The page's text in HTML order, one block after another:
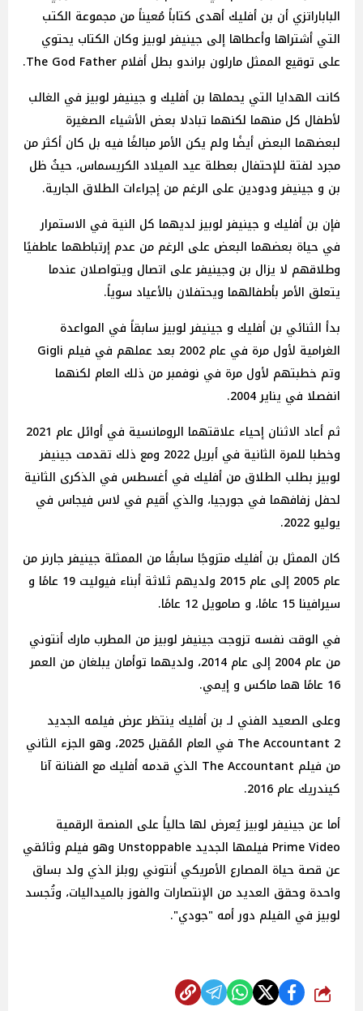
الباباراتزي أن بن أفليك أهدى كتاباً مُعيناً من مجموعة الكتب
التي أشتراها وأعطاها إلى جينيفر لوبيز وكان الكتاب يحتوي
على توقيع الممثل مارلون براندو بطل أفلام The God Father.
كانت الهدايا التي يحملها بن أفليك و جينيفر لوبيز في الغالب
لأطفال كل منهما لكنهما تبادلا بعض الأشياء الصغيرة
لبعضهما البعض أيضًا ولم يكن الأمر مبالغًا فيه بل كان أكثر من
مجرد لفتة للإحتفال بعطلة عيد الميلاد الكريسماس، حيثُ ظل
بن و جينيفر ودودين على الرغم من إجراءات الطلاق الجارية.
فإن بن أفليك و جينيفر لوبيز لديهما كل النية في الاستمرار
في حياة بعضهما البعض على الرغم من عدم إرتباطهما عاطفيًا
وطلاقهم لا يزال بن وجينيفر على اتصال ويتواصلان عندما
يتعلق الأمر بأطفالهما ويحتفلان بالأعياد سوياً.
بدأ الثنائي بن أفليك و جينيفر لوبيز سابقاً في المواعدة
الغرامية لأول مرة في عام 2002 بعد عملهم في فيلم Gigli
وتم خطبتهم لأول مرة في نوفمبر من ذلك العام لكنهما
انفصلا في يناير 2004.
ثم أعاد الاثنان إحياء علاقتهما الرومانسية في أوائل عام 2021
وخطبا للمرة الثانية في أبريل 2022 ومع ذلك تقدمت جينيفر
لوبيز بطلب الطلاق من أفليك في أغسطس في الذكرى الثانية
لحفل زفافهما في جورجيا، والذي أقيم في لاس فيجاس في
يوليو 2022.
كان الممثل بن أفليك متزوجًا سابقًا من الممثلة جينيفر جارنر من
عام 2005 إلى عام 2015 ولديهم ثلاثة أبناء فيوليت 19 عامًا و
سيرافينا 15 عامًا، و صامويل 12 عامًا.
في الوقت نفسه تزوجت جينيفر لوبيز من المطرب مارك أنتوني
من عام 2004 إلى عام 2014، ولديهما توأمان يبلغان من العمر
16 عامًا هما ماكس و إيمي.
وعلى الصعيد الفني لـ بن أفليك ينتظر عرض فيلمه الجديد
The Accountant 2 في العام المُقبل 2025، وهو الجزء الثاني
من فيلم The Accountant الذي قدمه أفليك مع الفنانة آنا
كيندريك عام 2016.
أما عن جينيفر لوبيز يُعرض لها حالياً على المنصة الرقمية
Prime Video فيلمها الجديد Unstoppable وهو فيلم وثائقي
عن قصة حياة المصارع الأمريكي أنتوني روبلز الذي ولد بساق
واحدة وحقق العديد من الإنتصارات والفوز بالميداليات، وتُجسد
لوبيز في الفيلم دور أمه "جودي".
شارك